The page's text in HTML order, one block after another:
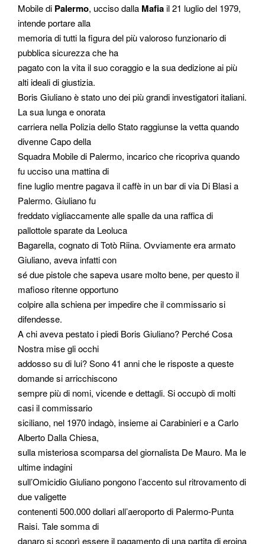
Mobile di Palermo, ucciso dalla Mafiail 21 luglio del 1979,
intende portare alla
memoria di tutti la figura del più valoroso funzionario di
pubblica sicurezza che ha
pagato con la vita il suo coraggio e la sua dedizione ai più
alti ideali di giustizia.
Boris Giuliano è stato uno dei più grandi investigatori italiani.
La sua lunga e onorata
carriera nella Polizia dello Stato raggiunse la vetta quando
divenne Capo della
Squadra Mobile di Palermo, incarico che ricopriva quando
fu ucciso una mattina di
fine luglio mentre pagava il caffè in un bar di via Di Blasi a
Palermo. Giuliano fu
freddato vigliaccamente alle spalle da una raffica di
pallottole sparate da Leoluca
Bagarella, cognato di Totò Riina. Ovviamente era armato
Giuliano, aveva infatti con
sé due pistole che sapeva usare molto bene, per questo il
mafioso ritenne opportuno
colpire alla schiena per impedire che il commissario si
difendesse.
A chi aveva pestato i piedi Boris Giuliano? Perché Cosa
Nostra mise gli occhi
addosso su di lui? Sono 41 anni che le risposte a queste
domande si arricchiscono
sempre più di nomi, vicende e dettagli. Si occupò di molti
casi il commissario
siciliano, nel 1970 indagò, insieme ai Carabinieri e a Carlo
Alberto Dalla Chiesa,
sulla misteriosa scomparsa del giornalista De Mauro. Ma le
ultime indagini
sull’Omicidio Giuliano pongono l’accento sul ritrovamento di
due valigette
contenenti 500.000 dollari all’aeroporto di Palermo-Punta
Raisi. Tale somma di
danaro si scoprì essere il pagamento di una partita di eroina